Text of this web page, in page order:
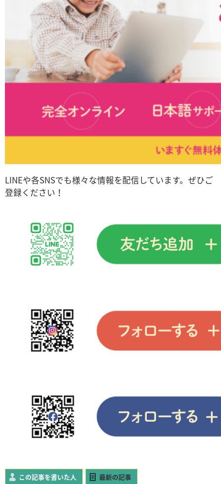
LINEや各SNSでも様々な情報を配信しています。ぜひご
登録ください！
この記事を書いた人 最新の記事